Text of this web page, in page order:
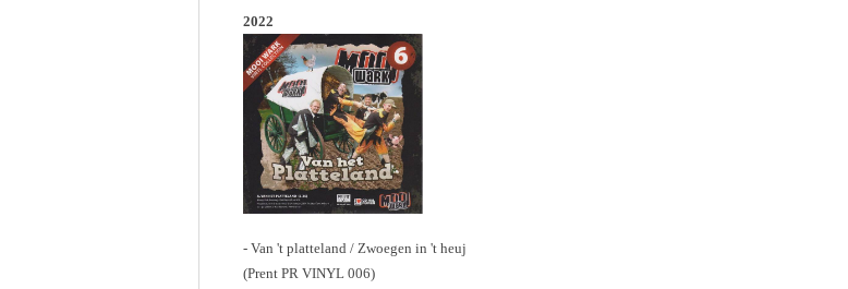
2022
- Van 't platteland / Zwoegen in 't heuj
(Prent PR VINYL 006)